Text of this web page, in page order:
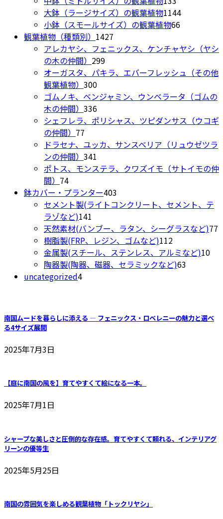
す。
オ
プ
シ
ョ
ン
は
商
品
ペ
ー
ジ
か
ら
選
で
き
ま
す
し
た。
で
す。
の
商
個
の
品
大鉢（ラージサイズ）の観葉植物11441144
商
小鉢（スモールサイズ）の観葉植物6666
の
品
観葉植物（種類別） 1427
個
商
アレカヤシ、フェニックス、ケンチャヤシ（ヤシ
の木の仲間） 299299
個
商
オーガスタ、パキラ、エバーフレッシュ（その他
観葉植物） 300300
個
の
商
ゴムノキ、ベンジャミン、ウンベラータ（ゴムの
木の仲間） 336336
個
商
シェフレラ、ポリシャス、ツピダンサス（ウコギ
の仲間） 77
個
の
商
ドラセナ、ユッカ、サンスベリア（リュウゼツラ
ンの仲間） 341
個
商
品
ポトス、モンステラ、クワズイモ（サトイモの仲
間） 7474
個
の
商
品
鉢カバー・プランター403
個
商
品
セメント製(ライトコンクリート、セメント、テ
ラゾなど)141
個
の
商
品
天然素材(バンブー、ラタン、シーグラスなど)77
樹脂製(FRP、レジン、ゴムなど)112112
個
の
金属製(スチール、ステンレス、アルミなど)1010
陶器製(陶器、磁器、セラミックなど)63
uncategorized44
品
南国ムードを暮らしに添える ― フェニックス・ロベレニーの魅力と選べ
る4サイズ展開
2025年7月3日
【庭に南国の風を】育てやすくて絵になる一本。
2025年7月1日
シャープな美しさと圧倒的な存在感。育てやすくて頼れる、インテリアグ
リーンの優等生
2025年5月25日
南国の雰囲気を楽しめる観葉植物「トックリヤシ」